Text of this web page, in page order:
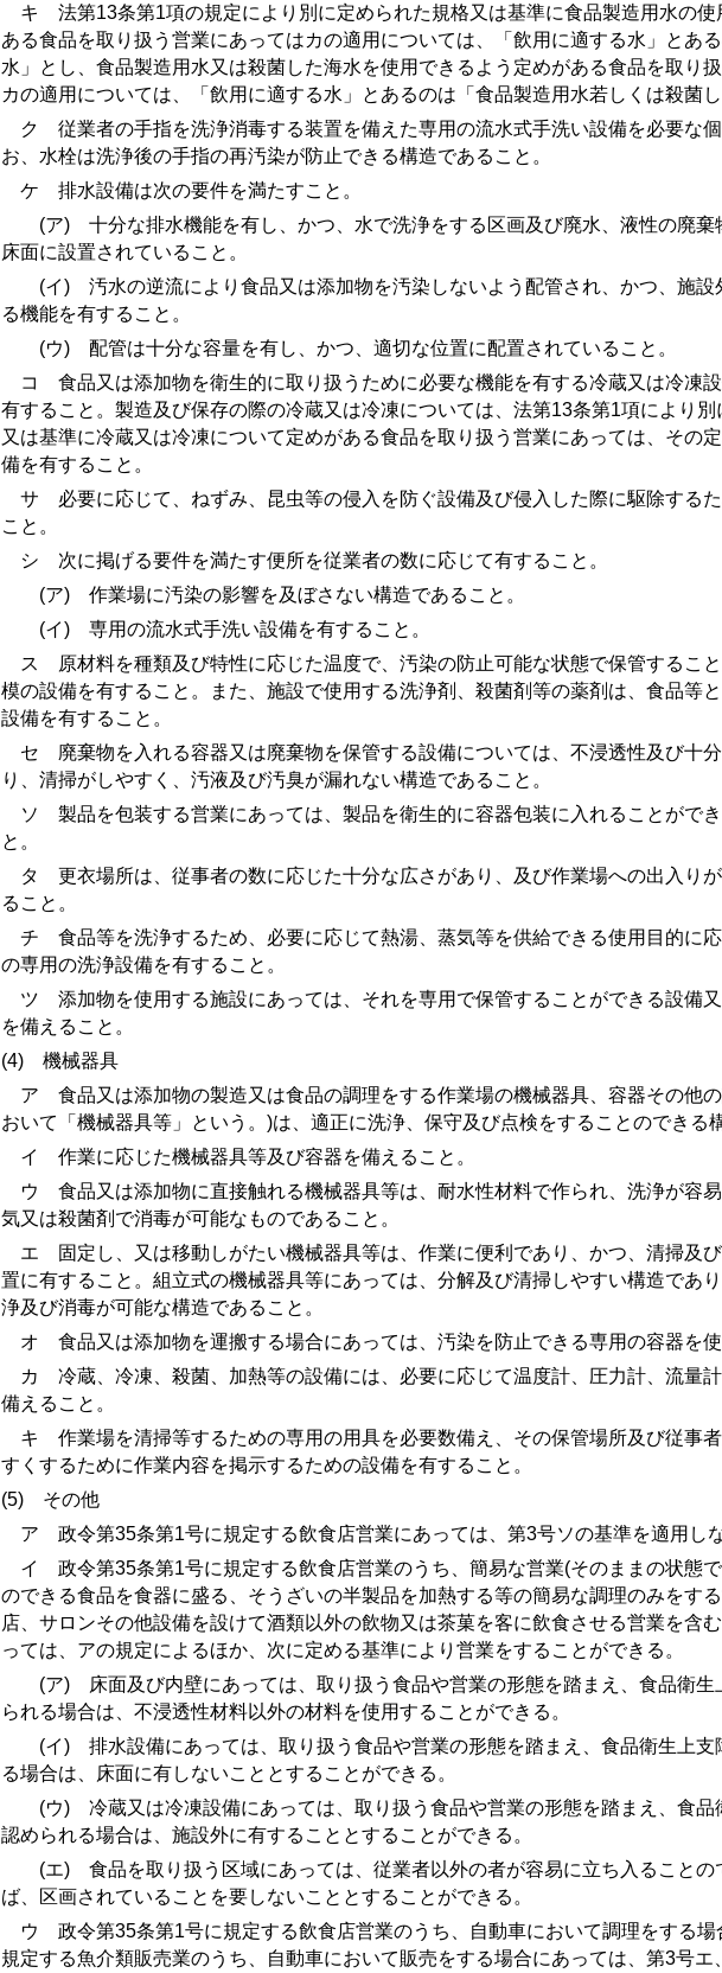
キ 法第13条第1項の規定により別に定められた規格又は基準に食品製造用水の使
ある食品を取り扱う営業にあってはカの適用については、「飲用に適する水」とあ
水」とし、食品製造用水又は殺菌した海水を使用できるよう定めがある食品を取り
カの適用については、「飲用に適する水」とあるのは「食品製造用水若しくは殺菌し
ク 従業者の手指を洗浄消毒する装置を備えた専用の流水式手洗い設備を必要な
お、水栓は洗浄後の手指の再汚染が防止できる構造であること。
ケ 排水設備は次の要件を満たすこと。
(ア) 十分な排水機能を有し、かつ、水で洗浄をする区画及び廃水、液性の廃棄
床面に設置されていること。
(イ) 汚水の逆流により食品又は添加物を汚染しないよう配管され、かつ、施設
る機能を有すること。
(ウ) 配管は十分な容量を有し、かつ、適切な位置に配置されていること。
コ 食品又は添加物を衛生的に取り扱うために必要な機能を有する冷蔵又は冷凍
有すること。製造及び保存の際の冷蔵又は冷凍については、法第13条第1項により別
又は基準に冷蔵又は冷凍について定めがある食品を取り扱う営業にあっては、その
備を有すること。
サ 必要に応じて、ねずみ、昆虫等の侵入を防ぐ設備及び侵入した際に駆除する
こと。
シ 次に掲げる要件を満たす便所を従業者の数に応じて有すること。
(ア) 作業場に汚染の影響を及ぼさない構造であること。
(イ) 専用の流水式手洗い設備を有すること。
ス 原材料を種類及び特性に応じた温度で、汚染の防止可能な状態で保管するこ
模の設備を有すること。また、施設で使用する洗浄剤、殺菌剤等の薬剤は、食品等
設備を有すること。
セ 廃棄物を入れる容器又は廃棄物を保管する設備については、不浸透性及び十
り、清掃がしやすく、汚液及び汚臭が漏れない構造であること。
ソ 製品を包装する営業にあっては、製品を衛生的に容器包装に入れることができ
と。
タ 更衣場所は、従事者の数に応じた十分な広さがあり、及び作業場への出入り
ること。
チ 食品等を洗浄するため、必要に応じて熱湯、蒸気等を供給できる使用目的に
の専用の洗浄設備を有すること。
ツ 添加物を使用する施設にあっては、それを専用で保管することができる設備
を備えること。
(4) 機械器具
ア 食品又は添加物の製造又は食品の調理をする作業場の機械器具、容器その他
おいて「機械器具等」という。)は、適正に洗浄、保守及び点検をすることのできる
イ 作業に応じた機械器具等及び容器を備えること。
ウ 食品又は添加物に直接触れる機械器具等は、耐水性材料で作られ、洗浄が容
気又は殺菌剤で消毒が可能なものであること。
エ 固定し、又は移動しがたい機械器具等は、作業に便利であり、かつ、清掃及
置に有すること。組立式の機械器具等にあっては、分解及び清掃しやすい構造であ
浄及び消毒が可能な構造であること。
オ 食品又は添加物を運搬する場合にあっては、汚染を防止できる専用の容器を使
カ 冷蔵、冷凍、殺菌、加熱等の設備には、必要に応じて温度計、圧力計、流量
備えること。
キ 作業場を清掃等するための専用の用具を必要数備え、その保管場所及び従事
すくするために作業内容を掲示するための設備を有すること。
(5) その他
ア 政令第35条第1号に規定する飲食店営業にあっては、 第3号ソの基準を適用し
イ 政令第35条第1号に規定する飲食店営業のうち、簡易な営業(そのままの状態で
のできる食品を食器に盛る、そうざいの半製品を加熱する等の簡易な調理のみをす
店、サロンその他設備を設けて酒類以外の飲物又は茶菓を客に飲食させる営業を含
っては、アの規定によるほか、次に定める基準により営業をすることができる。
(ア) 床面及び内壁にあっては、取り扱う食品や営業の形態を踏まえ、食品衛生
られる場合は、不浸透性材料以外の材料を使用することができる。
(イ) 排水設備にあっては、取り扱う食品や営業の形態を踏まえ、食品衛生上支
る場合は、床面に有しないこととすることができる。
(ウ) 冷蔵又は冷凍設備にあっては、取り扱う食品や営業の形態を踏まえ、食品
認められる場合は、施設外に有することとすることができる。
(エ) 食品を取り扱う区域にあっては、従業者以外の者が容易に立ち入ることの
ば、区画されていることを要しないこととすることができる。
ウ 政令第35条第1号に規定する飲食店営業のうち、自動車において調理をする場
規定する魚介類販売業のうち、自動車において販売をする場合にあっては、 第3号エ